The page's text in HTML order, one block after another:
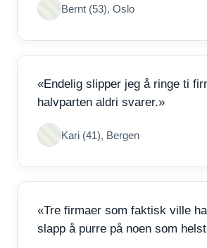
Bernt (53), Oslo
«Endelig slipper jeg å ringe ti
halvparten aldri svarer.»
Kari (41), Bergen
«Tre firmaer som faktisk ville
slapp å purre på noen som